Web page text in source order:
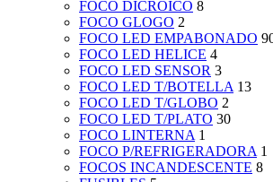
FOCO DICROICO 8
FOCO GLOGO 2
FOCO LED EMPABONADO
FOCO LED HELICE 4
FOCO LED SENSOR 3
FOCO LED T/BOTELLA 13
FOCO LED T/GLOBO 2
FOCO LED T/PLATO 30
FOCO LINTERNA 1
FOCO P/REFRIGERADORA 1
FOCOS INCANDESCENTE 8